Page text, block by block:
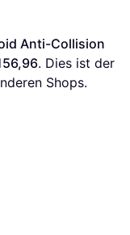
Anti-Collision
. Dies ist der
Shops.